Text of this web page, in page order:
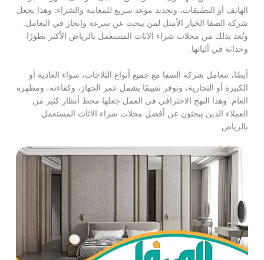
الهاتف أو التطبيقات، وتحديد موعد سريع للمعاينة والشراء. وهذا يجعل
شركة الصفا الخيار الأمثل لمن يبحث عن سرعة وإنجاز في التعامل.
وتُعد بذلك من محلات شراء الاثاث المستعمل بالرياض الأكثر تطورًا
وحداثة في آلياتها.
أيضًا، تتعامل شركة الصفا مع جميع أنواع الثلاجات، سواء العادية أو
الكبيرة أو التجارية، وتوفر تقييمًا يشمل عمر الجهاز، وكفاءته، ومظهره
العام. وهذا النهج الاحترافي في العمل جعلها محط أنظار كثير من
العملاء الذين يبحثون عن أفضل محلات شراء الاثاث المستعمل
بالرياض.